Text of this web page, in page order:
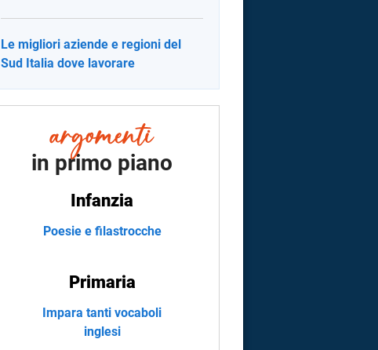
Le migliori aziende e regioni del
Sud Italia dove lavorare
in primo piano
Infanzia
Poesie e filastrocche
Primaria
Impara tanti vocaboli
inglesi